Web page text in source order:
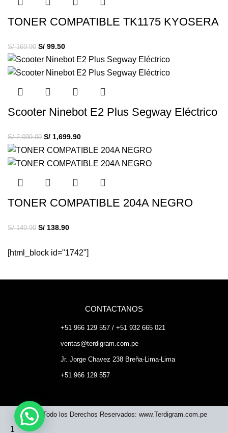
TONER COMPATIBLE TK1175 KYOSERA
S/169.90 S/ 99.50
Scooter Ninebot E2 Plus Segway Eléctrico
S/2,099.00 S/ 1,699.90
TONER COMPATIBLE 204A NEGRO
S/149.90 S/ 138.90
[html_block id="1742"]
CONTACTANOS
+51 966 129 557 / +51 932 665 021
ventas@terdigram.com.pe
Jr. Jorge Chavez 238 Breña-Lima-Lima
+51 966 129 557
©2023 Todo los Derechos Reservados: www.Terdigram.com.pe
1